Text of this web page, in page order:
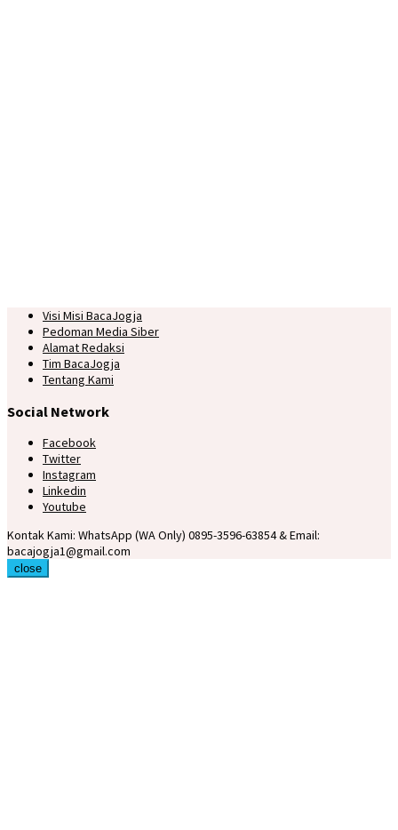
Visi Misi BacaJogja
Pedoman Media Siber
Alamat Redaksi
Tim BacaJogja
Tentang Kami
Social Network
Facebook
Twitter
Instagram
Linkedin
Youtube
Kontak Kami: WhatsApp (WA Only) 0895-3596-63854 & Email:
bacajogja1@gmail.com
close